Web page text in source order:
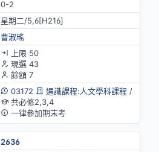
0-2
星期二/5,6[H216]
曹淑瑤
上限 50
現選 43
餘額 7
03172
通識課程:人文學科課程 /
共必修2,3,4
一律參加期末考
2636